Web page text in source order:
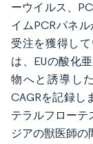
ーウイルス、
イムPCRパネ
受注を獲得し
は、EUの酸化
物へと誘導し
CAGRを記録し
テラルフローテ
ジアの獣医師の